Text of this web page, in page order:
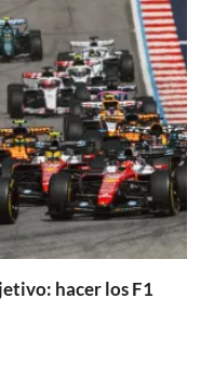
hacer los F1